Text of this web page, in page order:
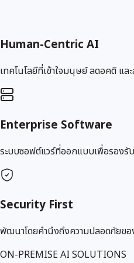
Human-Centric AI
เทคโนโลยีที่เข้าใจมนุษย์ ลดอคติ แ
Enterprise Software
ระบบซอฟต์แวร์ที่ออกแบบเพื่อรอง
Security First
พัฒนาโดยคำนึงถึงความปลอดภัยขอ
ON-PREMISE AI SOLUTIONS